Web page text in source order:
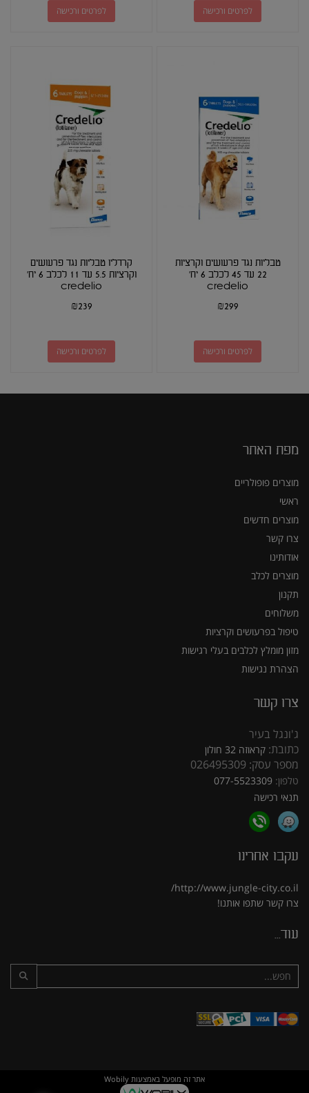
לפרטים ורכישה לפרטים ורכישה
טבליות נגד פרעושים וקרציות
22 עד 45 לכלב 6 יח'
credelio
₪299
לפרטים ורכישה
קרדליו טבליות נגד פרעושים
וקרציות 5.5 עד 11 לכלב 6 יח'
credelio
₪239
לפרטים ורכישה
מפת האתר
מוצרים פופולריים
ראשי
מוצרים חדשים
צרו קשר
אודותינו
מוצרים לכלב
תקנון
משלוחים
טיפול בפרעושים וקרציות
מזון מומלץ לכלבים בעלי רגישות
הצהרת נגישות
צרו קשר
ג'ונגל בעיר
כתובת: קראוזה 32 חולון
מספר עסק: 026495309
טלפון: 077-5523309
תנאי רכישה
עקבו אחרינו
http://www.jungle-city.co.il/
צרו קשר שתפו אותנו!
עוד...
אתר זה מופעל באמצעות Wobily